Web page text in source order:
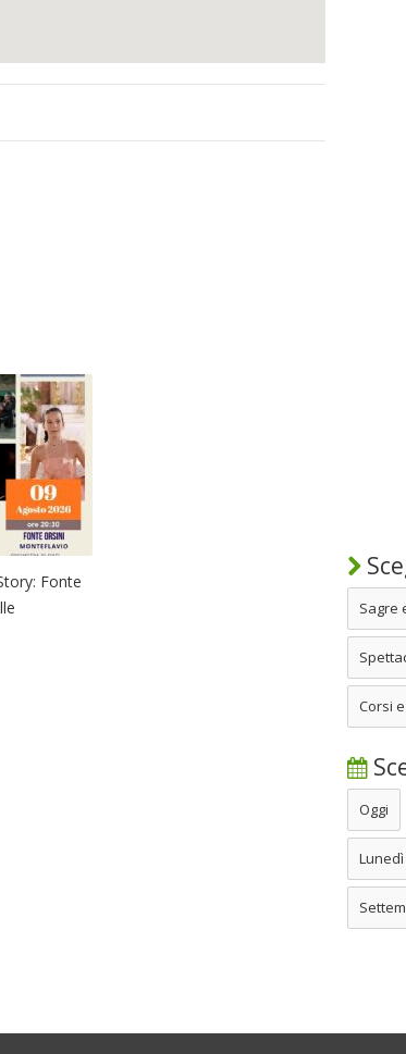
Fonte
Sagre
Corsi
Oggi
Lunedì